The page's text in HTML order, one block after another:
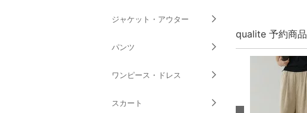
ジャケット・アウター
パンツ
ワンピース・ドレス
スカート
qualite 予約商品